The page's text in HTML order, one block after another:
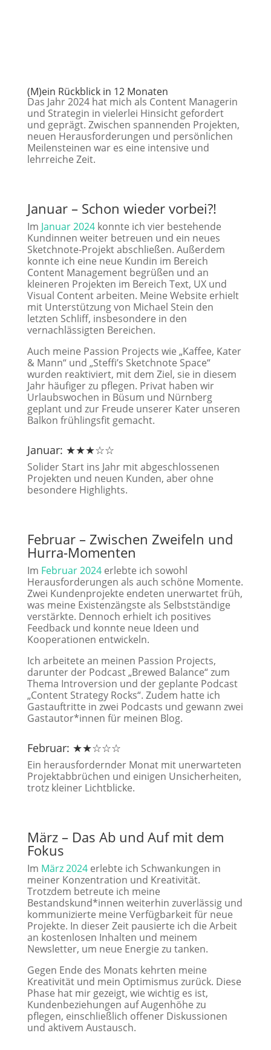
(M)ein Rückblick in 12 Monaten
Das Jahr 2024 hat mich als Content Managerin
und Strategin in vielerlei Hinsicht gefordert
und geprägt. Zwischen spannenden Projekten,
neuen Herausforderungen und persönlichen
Meilensteinen war es eine intensive und
lehrreiche Zeit.
Januar – Schon wieder vorbei?!
Im Januar 2024konnte ich vier bestehende
Kundinnen weiter betreuen und ein neues
Sketchnote-Projekt abschließen. Außerdem
konnte ich eine neue Kundin im Bereich
Content Management begrüßen und an
kleineren Projekten im Bereich Text, UX und
Visual Content arbeiten. Meine Website erhielt
mit Unterstützung von Michael Stein den
letzten Schliff, insbesondere in den
vernachlässigten Bereichen.
Auch meine Passion Projects wie „Kaffee, Kater
& Mann“ und „Steffi’s Sketchnote Space“
wurden reaktiviert, mit dem Ziel, sie in diesem
Jahr häufiger zu pflegen. Privat haben wir
Urlaubswochen in Büsum und Nürnberg
geplant und zur Freude unserer Kater unseren
Balkon frühlingsfit gemacht.
Januar: ★★★☆☆
Solider Start ins Jahr mit abgeschlossenen
Projekten und neuen Kunden, aber ohne
besondere Highlights.
Februar – Zwischen Zweifeln und
Hurra-Momenten
Im Februar 2024erlebte ich sowohl
Herausforderungen als auch schöne Momente.
Zwei Kundenprojekte endeten unerwartet früh,
was meine Existenzängste als Selbstständige
verstärkte. Dennoch erhielt ich positives
Feedback und konnte neue Ideen und
Kooperationen entwickeln.
Ich arbeitete an meinen Passion Projects,
darunter der Podcast „Brewed Balance“ zum
Thema Introversion und der geplante Podcast
„Content Strategy Rocks“. Zudem hatte ich
Gastauftritte in zwei Podcasts und gewann zwei
Gastautor*innen für meinen Blog.
Februar: ★★☆☆☆
Ein herausfordernder Monat mit unerwarteten
Projektabbrüchen und einigen Unsicherheiten,
trotz kleiner Lichtblicke.
März – Das Ab und Auf mit dem
Fokus
Im März 2024erlebte ich Schwankungen in
meiner Konzentration und Kreativität.
Trotzdem betreute ich meine
Bestandskund*innen weiterhin zuverlässig und
kommunizierte meine Verfügbarkeit für neue
Projekte. In dieser Zeit pausierte ich die Arbeit
an kostenlosen Inhalten und meinem
Newsletter, um neue Energie zu tanken.
Gegen Ende des Monats kehrten meine
Kreativität und mein Optimismus zurück. Diese
Phase hat mir gezeigt, wie wichtig es ist,
Kundenbeziehungen auf Augenhöhe zu
pflegen, einschließlich offener Diskussionen
und aktivem Austausch.